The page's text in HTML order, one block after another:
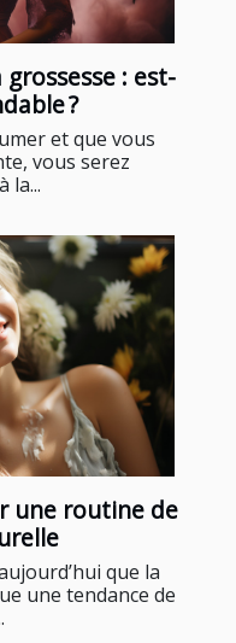
: est-
?
et que vous
vous serez
la...
une routine de
que la
une tendance de